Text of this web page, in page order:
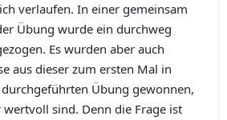
verlaufen. In einer gemeinsam
Übung wurde ein durchweg
Es wurden aber auch
aus dieser zum ersten Mal in
Übung gewonnen,
sind. Denn die Frage ist